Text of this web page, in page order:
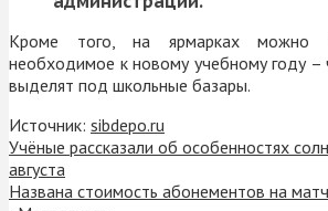
Кроме того, на ярмарках можно
необходимое к новому учебному году –
выделят под школьные базары.
Источник: sibdepo.ru
Учёные рассказали об особенностях
августа
Названа стоимость абонементов на